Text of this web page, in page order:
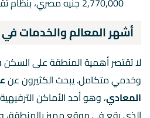
أشهر المعالم والخدمات
لا تقتصر أهمية المنطقة على
وخدمي متكامل. يبحث الكثيرون عن
المعادي، وهو أحد الأماكن